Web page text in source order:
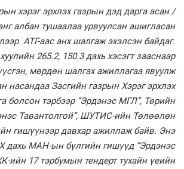
хэрэг эрхлэх газрын дэд дарга асан /
албан тушаалаа урвуулсан ашигласан
АТГ-аас анх шалгаж эхэлсэн байдаг.
265.2, 150.3 дахь хэсэгт зааснаар
мөрдөн шалгах ажиллагаа явуулж
насандаа Засгийн газрын Хэрэг эрхлэх
болсон тэрбээр “Эрдэнэс МГЛ”, Төрийн
Тавантолгой”, ШУТИС-ийн Төлөөлөн
гишүүнээр давхар ажиллаж байв. Энэ
дахь МАН-ын бүлгийн гишүүд “Эрдэнэс
ийн 17 тэрбумын тендерт тухайн үеийн